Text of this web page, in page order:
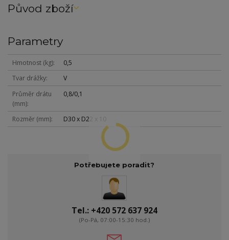
Původ zboží
Parametry
Hmotnost (kg)
0,5
Tvar drážky
V
Průměr drátu
(mm)
0,8/0,1
Rozměr (mm) D30 x D22 x 10
Potřebujete poradit?
Tel.: +420 572 637 924
(Po-Pá, 07:00-15:30 hod.)